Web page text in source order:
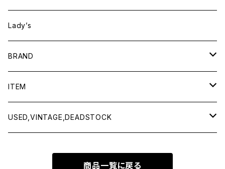
Lady’s
BRAND
BAICYCLON by bagjack
Baserange
ITEM
Men
USED,VINTAGE,DEADSTOCK
商品一覧に戻る